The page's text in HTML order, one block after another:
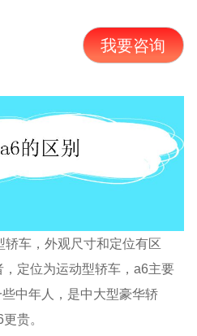
我要咨询
车，外观尺寸和定位有区
定位为运动型轿车，a6主要
中年人，是中大型豪华轿
贵。